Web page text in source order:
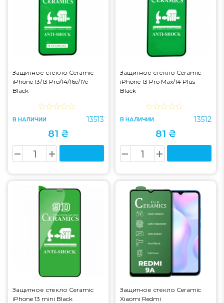
Защитное стекло Ceramic
iPhone 13/13 Pro/14/16e/17e
Black
В НАЛИЧИИ 13513
81 ₴
Защитное стекло Ceramic
iPhone 13 Pro Max/14 Plus
Black
В НАЛИЧИИ 13512
81 ₴
Защитное стекло Ceramic
iPhone 13 mini Black
Защитное стекло Ceramic
Xiaomi Redmi